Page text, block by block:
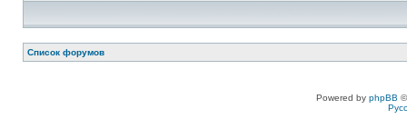
Список форумов
Powered by phpBB